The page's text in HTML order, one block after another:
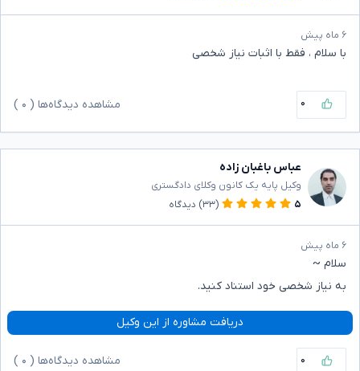
۶ ماه پیش
با سلام ، فقط با اثبات نیاز شخصی
۰ مشاهده دیدگاه‌ها ( ۰
عباس باغبان زاده
وکیل پایه یک کانون وکلای دادگستری
۵
(۳۳) دیدگاه
۶ ماه پیش
سلام ~
به نیاز شخصی خود استناد کنید.
دریافت مشاوره از این وکیل
۰ مشاهده دیدگاه‌ها ( ۰